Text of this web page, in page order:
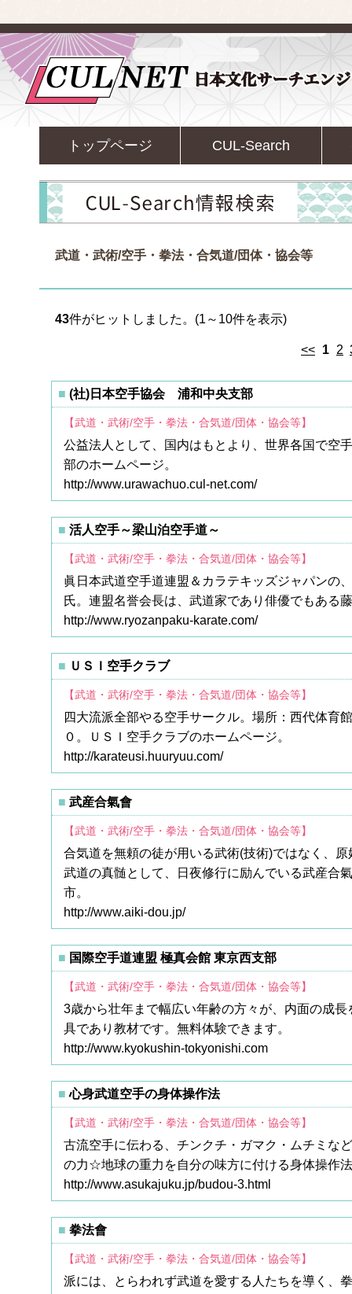
トップページ CUL-Search
武道・武術/空手・拳法・合気道/団体・協会等
43件がヒットしました。(1～10件を表示)
<< 1 2
(社)日本空手協会 浦和中央支部
【武道・武術/空手・拳法・合気道/団体・協会等】
公益法人として、国内はもとより、世界各国で空
部のホームページ。
http://www.urawachuo.cul-net.com/
活人空手～梁山泊空手道～
【武道・武術/空手・拳法・合気道/団体・協会等】
眞日本武道空手道連盟＆カラテキッズジャパンの
氏。連盟名誉会長は、武道家であり俳優でもある
http://www.ryozanpaku-karate.com/
ＵＳＩ空手クラブ
【武道・武術/空手・拳法・合気道/団体・協会等】
四大流派全部やる空手サークル。場所：西代体育
０。ＵＳＩ空手クラブのホームページ。
http://karateusi.huuryuu.com/
武産合氣會
【武道・武術/空手・拳法・合気道/団体・協会等】
合気道を無頼の徒が用いる武術(技術)ではなく、
武道の真髄として、日夜修行に励んでいる武産合
市。
http://www.aiki-dou.jp/
国際空手道連盟 極真会館 東京西支部
【武道・武術/空手・拳法・合気道/団体・協会等】
3歳から壮年まで幅広い年齢の方々が、内面の成
具であり教材です。無料体験できます。
http://www.kyokushin-tokyonishi.com
心身武道空手の身体操作法
【武道・武術/空手・拳法・合気道/団体・協会等】
古流空手に伝わる、チンクチ・ガマク・ムチミな
の力☆地球の重力を自分の味方に付ける身体操作
http://www.asukajuku.jp/budou-3.html
拳法會
【武道・武術/空手・拳法・合気道/団体・協会等】
派には、とらわれず武道を愛する人たちを導く、